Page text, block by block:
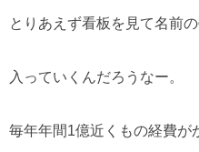
とりあえず看板を見て名前
入っていくんだろうなー。
毎年年間1億近くもの経費が